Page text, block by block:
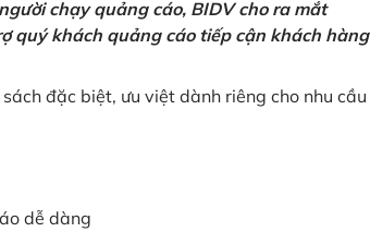
chạy quảng cáo, BIDV cho ra mắt
quý khách quảng cáo tiếp cận khách hàng
đặc biệt, ưu việt dành riêng cho nhu cầu
dễ dàng